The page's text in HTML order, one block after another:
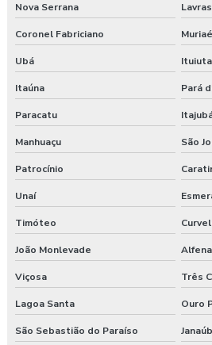
Gestão saúde e segurança do
Laudo de avaliação ergonômica
Laudo de ergonomia
Laudo ergonômico
Laudo ergonômico e análise
Laudo ergonômico cadeira
Laudo ergonômico construção civil
Laudo ergonômico do trabalho
Laudo ergonômico esocial
Nova Serrana Lavras
Coronel Fabriciano Muriaé
Ubá
Itaúna Pará
Paracatu
Manhuaçu São
Patrocínio
Unaí
Timóteo
João Monlevade
Viçosa Três
Lagoa Santa Ouro
São Sebastião do Paraíso